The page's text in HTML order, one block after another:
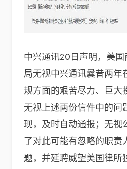
中兴通讯20日声明，美
局无视中兴通讯曩昔两年
规方面的艰苦尽力、巨大
无视上述两份信件中的问
现，及时自动通报；无视
了对此可能有忽略的职责
题，并延聘威望美国律所